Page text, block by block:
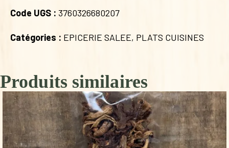
Code UGS : 3760326680207
Catégories : EPICERIE SALEE, PLATS CUISINES
Produits similaires